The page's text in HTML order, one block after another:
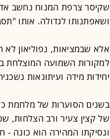
שקיסר צרפת המנוח נחשב
ושאפתנותו לגדולה. אותו
אלא שבמציאות, נפוליאון לא
למקורות השמועה המוצלחת
יחידות מידה ועיתונאות
בשנים הסוערות של מלחמת